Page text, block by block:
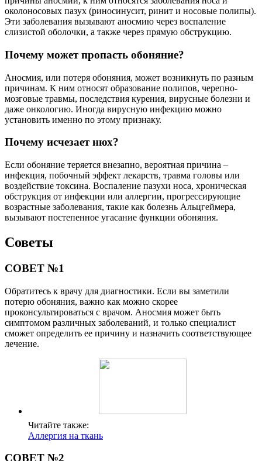
околоносовых пазух (риносинусит, ринит и носовые полипы).
Эти заболевания вызывают аносмию через воспаление
слизистой оболочки, а также через прямую обструкцию.
Почему может пропасть обоняние?
Аносмия, или потеря обоняния, может возникнуть по разным
причинам. К ним относят образование полипов, черепно-
мозговые травмы, последствия курения, вирусные болезни и
даже онкологию. Иногда вирусную инфекцию можно
установить именно по этому признаку.
Почему исчезает нюх?
Если обоняние теряется внезапно, вероятная причина –
инфекция, побочный эффект лекарств, травма головы или
воздействие токсина. Воспаление пазухи носа, хроническая
обструкция от инфекции или аллергии, прогрессирующие
возрастные заболевания, такие как болезнь Альцгеймера,
вызывают постепенное угасание функции обоняния.
Советы
СОВЕТ №1
Обратитесь к врачу для диагностики. Если вы заметили
потерю обоняния, важно как можно скорее
проконсультироваться с врачом. Аносмия может быть
симптомом различных заболеваний, и только специалист
сможет определить ее причину и назначить соответствующее
лечение.
Читайте также:
Аллергия на ткань
СОВЕТ №2